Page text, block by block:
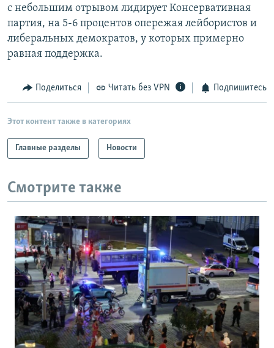
с небольшим отрывом лидирует Консервативная
партия, на 5-6 процентов опережая лейбористов и
либеральных демократов, у которых примерно
равная поддержка.
Поделиться Читать без VPN Подпишитесь
Этот контент также в категориях
Главные разделы Новости
Смотрите также